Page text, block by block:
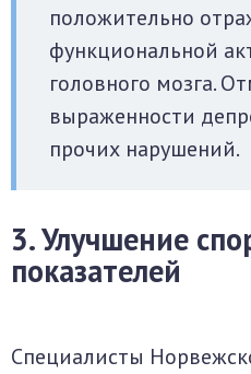
положительно
функциональной
головного мозга.
выраженности
прочих нарушений.
3. Улучшение
показателей
Специалисты